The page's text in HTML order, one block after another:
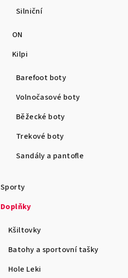
Silniční
ON
Kilpi
Barefoot boty
Volnočasové boty
Běžecké boty
Trekové boty
Sandály a pantofle
Sporty
Doplňky
Kšiltovky
Batohy a sportovní tašky
Hole Leki